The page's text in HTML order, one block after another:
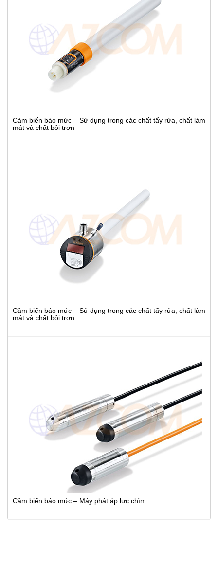
Cảm biến báo mức – Sử dụng trong các chất tẩy rửa, chất làm
mát và chất bôi trơn
Cảm biến báo mức – Sử dụng trong các chất tẩy rửa, chất làm
mát và chất bôi trơn
Cảm biến báo mức – Máy phát áp lực chìm